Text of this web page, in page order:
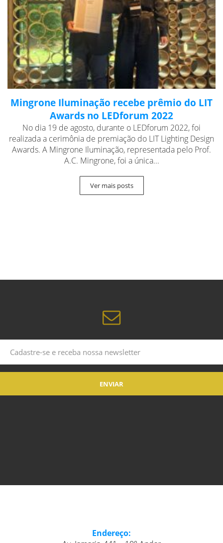
Mingrone Iluminação recebe prêmio do LIT
Awards no LEDforum 2022
No dia 19 de agosto, durante o LEDforum 2022, foi
realizada a cerimônia de premiação do LIT Lighting Design
Awards. A Mingrone Iluminação, representada pelo Prof.
A.C. Mingrone, foi a única...
Ver mais posts
Endereço: